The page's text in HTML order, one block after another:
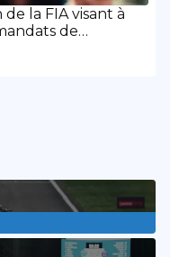
la FIA visant à
de